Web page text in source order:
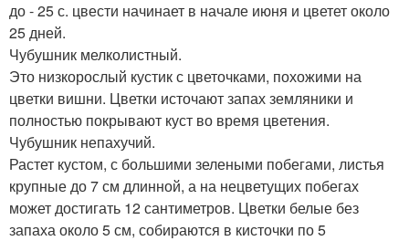
до - 25 с. цвести начинает в начале июня и цветет около
25 дней.
Чубушник мелколистный.
Это низкорослый кустик с цветочками, похожими на
цветки вишни. Цветки источают запах земляники и
полностью покрывают куст во время цветения.
Чубушник непахучий.
Растет кустом, с большими зелеными побегами, листья
крупные до 7 см длинной, а на нецветущих побегах
может достигать 12 сантиметров. Цветки белые без
запаха около 5 см, собираются в кисточки по 5